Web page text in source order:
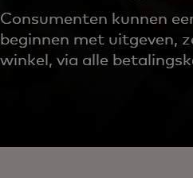
Consumenten kunnen
beginnen met uitgeven,
winkel, via alle